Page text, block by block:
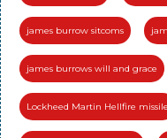
james burrow sitcoms
james burrows will and grace
Lockheed Martin Hellfire missile